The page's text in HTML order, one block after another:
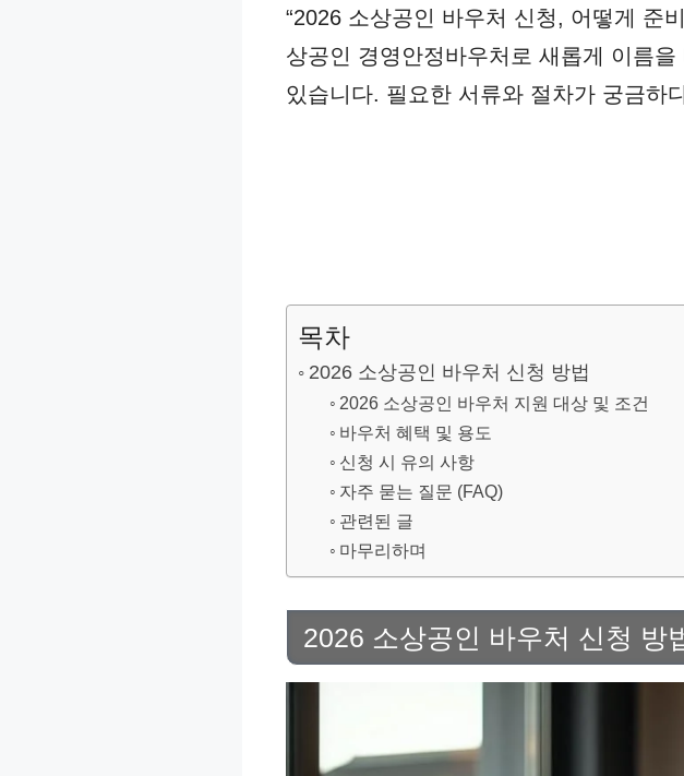
“2026 소상공인 바우처 신청, 어떻게 준
상공인 경영안정바우처로 새롭게 이름
있습니다. 필요한 서류와 절차가 궁금하
목차
2026 소상공인 바우처 신청 방법
2026 소상공인 바우처 지원 대상 및 조건
바우처 혜택 및 용도
신청 시 유의 사항
자주 묻는 질문 (FAQ)
관련된 글
마무리하며
2026 소상공인 바우처 신청 방